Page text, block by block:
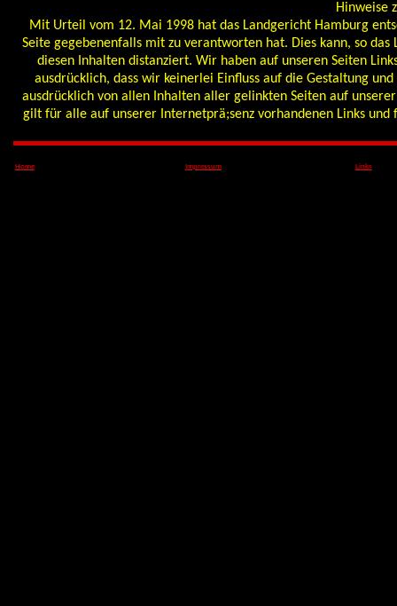
Hinweise
Mit Urteil vom 12. Mai 1998 hat das Landgericht Hamburg
Seite gegebenenfalls mit zu verantworten hat. Dies kann, so
diesen Inhalten distanziert. Wir haben auf unseren Seiten
ausdrücklich, dass wir keinerlei Einfluss auf die Gestaltung
ausdrücklich von allen Inhalten aller gelinkten Seiten auf
gilt für alle auf unserer Internetprä;senz vorhandenen Links
Home Impressum Links